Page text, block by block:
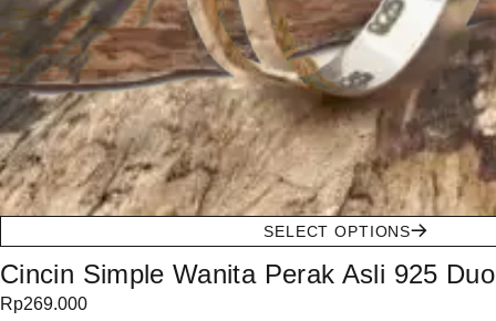
SELECT OPTIONS
Cincin Simple Wanita Perak Asli 925
Rp269.000